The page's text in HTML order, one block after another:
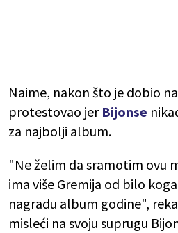
Naime, nakon što je dobio
protestovao jerBijonse
za najbolji album.
"Ne želim da sramotim ovu
ima više Gremija od bilo
nagradu album godine",
misleći na svoju suprugu